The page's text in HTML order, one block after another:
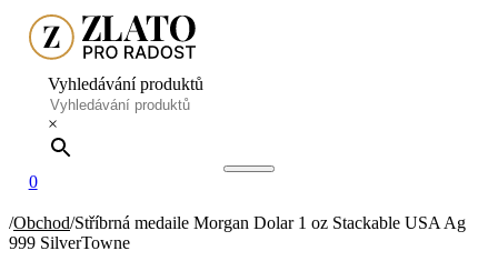
Vyhledávání produktů
×
0
/Obchod/Stříbrná medaile Morgan Dolar 1 oz Stackable USA Ag
999 SilverTowne